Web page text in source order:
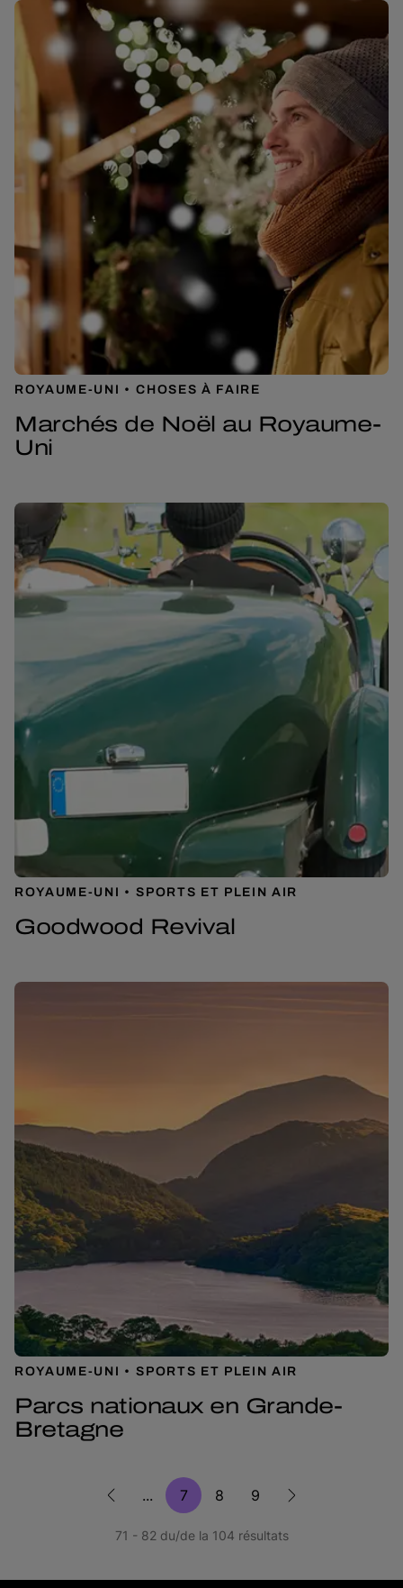
ROYAUME-UNI CHOSES À FAIRE
Marchés de Noël au Royaume-
Uni
ROYAUME-UNI SPORTS ET PLEIN AIR
Goodwood Revival
ROYAUME-UNI SPORTS ET PLEIN AIR
Parcs nationaux en Grande-
Bretagne
... 7 8 9
71 - 82 du/de la 104 résultats